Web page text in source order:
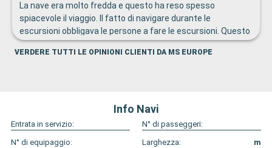
La nave era molto fredda e questo ha reso spesso
spiacevole il viaggio. Il fatto di navigare durante le
escursioni obbligava le persone a fare le escursioni. Questo
è molto limitante.
VERDERE TUTTI LE OPINIONI CLIENTI DA MS EUROPE
Info Navi
Entrata in servizio:
N° di passeggeri:
N° di equipaggio:
Larghezza:
m